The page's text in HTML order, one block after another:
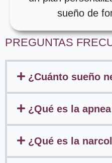
sueño de
PREGUNTAS
¿Cuánto sueño
¿Qué es la
¿Qué es la